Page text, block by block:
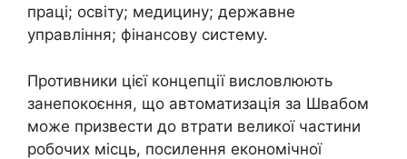
праці; освіту; медицину; державне
управління; фінансову систему.
Противники цієї концепції висловлюють
занепокоєння, що автоматизація за Швабом
може призвести до втрати великої частини
робочих місць, посилення економічної